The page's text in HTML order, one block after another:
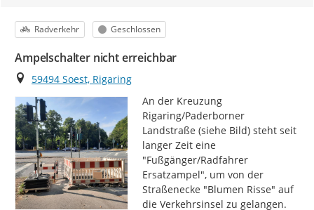
Kategorie
Radverkehr Status
Geschlossen
Ampelschalter nicht erreichbar
Ort
59494 Soest, Rigaring
An der Kreuzung
Rigaring/Paderborner
Landstraße (siehe Bild) steht seit
langer Zeit eine
"Fußgänger/Radfahrer
Ersatzampel", um von der
Straßenecke "Blumen Risse" auf
die Verkehrsinsel zu gelangen.